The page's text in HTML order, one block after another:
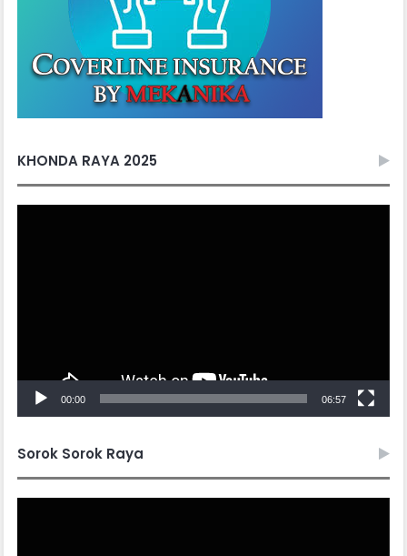
KHONDA RAYA 2025
00:00 06:57
Sorok Sorok Raya